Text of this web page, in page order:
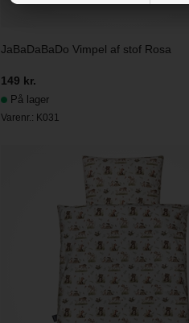
JaBaDaBaDo Vimpel af stof Rosa
149 kr.
På lager
Varenr.: K031